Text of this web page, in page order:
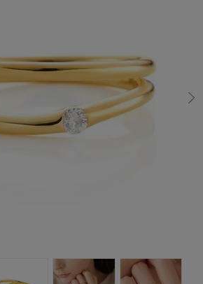
すべてのジュエリー